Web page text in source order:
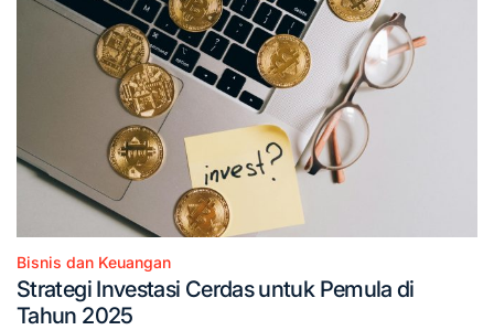
Posted
in
Bisnis dan Keuangan
Strategi Investasi Cerdas untuk Pemula di
Tahun 2025